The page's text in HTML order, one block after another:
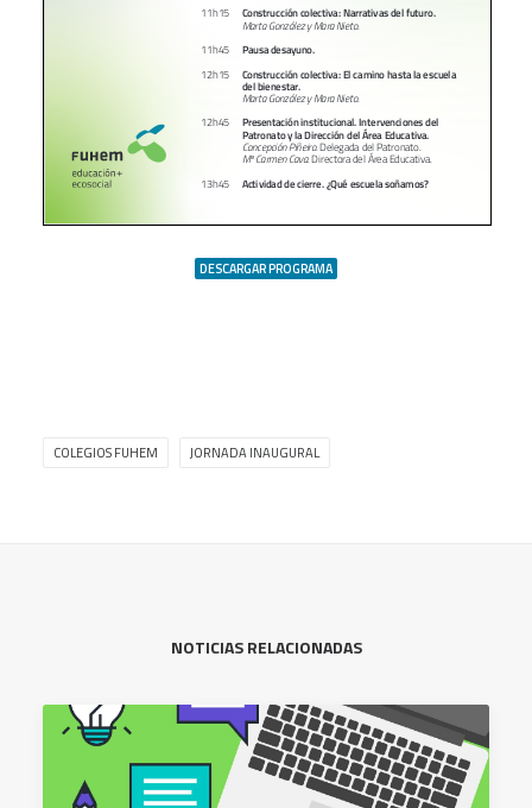
DESCARGAR PROGRAMA
COLEGIOS FUHEM JORNADA INAUGURAL
NOTICIAS RELACIONADAS